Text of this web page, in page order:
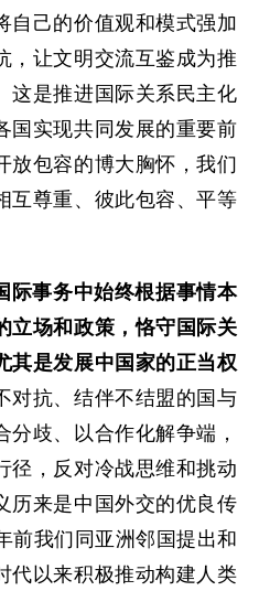
自己的价值观和模式强加
，让文明交流互鉴成为推
这是推进国际关系民主化
国实现共同发展的重要前
放包容的博大胸怀，我们
互尊重、彼此包容、平等
际事务中始终根据事情本
立场和政策，恪守国际关
其是发展中国家的正当权
对抗、结伴不结盟的国与
分歧、以合作化解争端，
径，反对冷战思维和挑动
历来是中国外交的优良传
前我们同亚洲邻国提出和
代以来积极推动构建人类